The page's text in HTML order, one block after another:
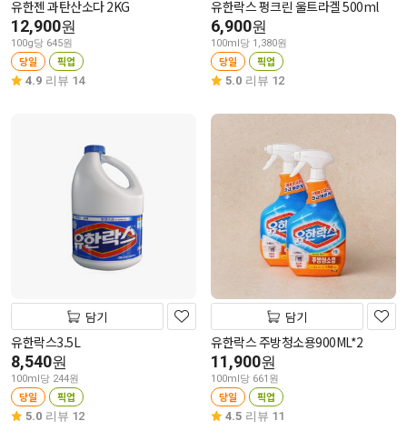
유한젠 과탄산소다 2KG
12,900원
100g당 645원
당일 픽업
4.9 리뷰 14
유한락스 펑크린 울트라겔 500ml
6,900원
100ml당 1,380원
당일 픽업
5.0 리뷰 12
담기
유한락스3.5L
8,540원
100ml당 244원
당일 픽업
5.0 리뷰 12
담기
유한락스 주방청소용900ML*2
11,900원
100ml당 661원
당일 픽업
4.5 리뷰 11